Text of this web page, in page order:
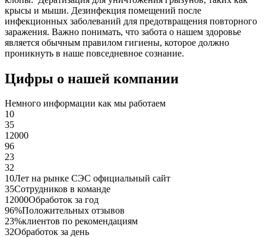
крысы и мыши. Дезинфекция помещений после
инфекционных заболеваний для предотвращения повторного
заражения. Важно понимать, что забота о нашем здоровье
является обычным правилом гигиены, которое должно
проникнуть в наше повседневное сознание.
Цифры о нашей компании
Немного информации как мы работаем
10
35
12000
96
23
32
10Лет на рынке СЭС официальный сайт
35Сотрудников в команде
12000Обработок за год
96%Положительных отзывов
23%клиентов по рекомендациям
32Обработок за день